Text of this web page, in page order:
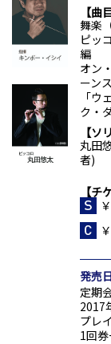
曲
舞楽
ピッ
編
オン
ーン
「
ク・
ソ
丸田
者)
チ
発売
定期
2017
プレ
1回